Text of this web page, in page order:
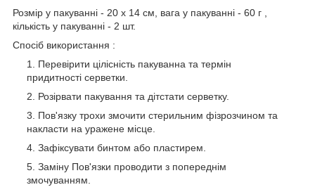
Розмір у пакуванні - 20 x 14 см, вага у пакуванні - 60 г ,
кількість у пакуванні - 2 шт.
Спосіб використання :
Перевірити цілісність пакуванна та термін
придитності серветки.
Розірвати пакування та дітстати серветку.
Пов'язку трохи змочити стерильним фізрозчином та
накласти на уражене місце.
Зафіксувати бинтом або пластирем.
Заміну Пов'язки проводити з попереднім
змочуванням.